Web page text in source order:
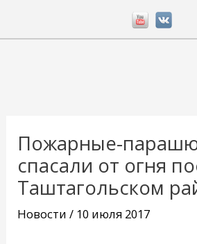
Пожарные-
спасали от огня
Таштагольском
Новости / 10 июля 2017
записям